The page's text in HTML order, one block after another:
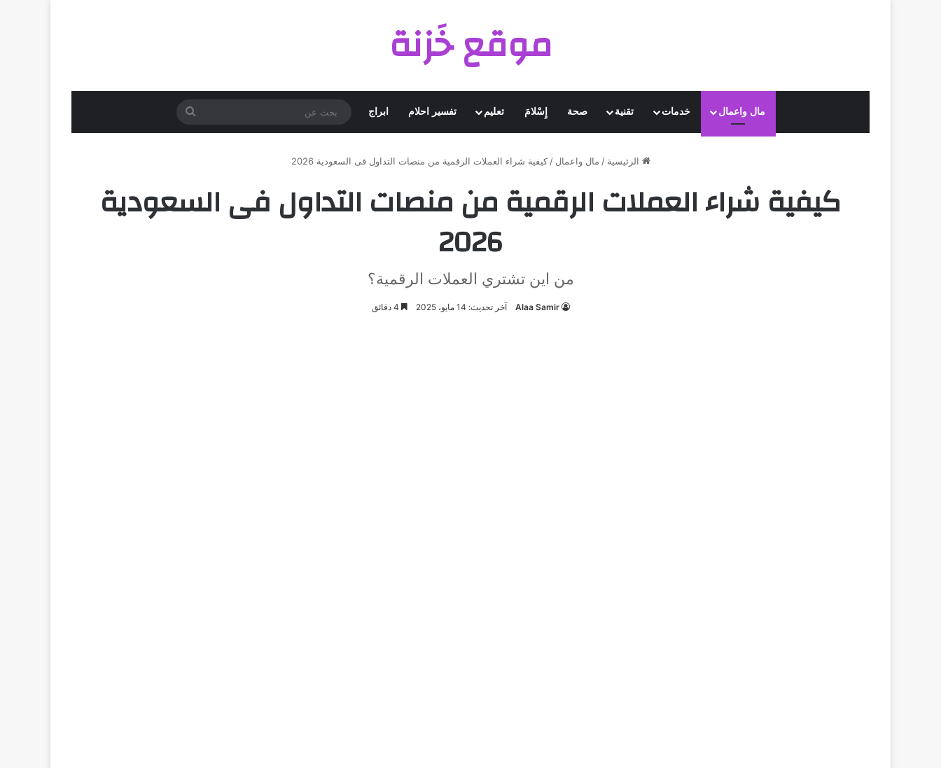
موقع خَزنة
مال واعمال خدمات تقنية صحة إِسْلامَ تعليم تفسير احلام ابراج
بحث
عن
الرئيسية / مال واعمال / كيفية شراء العملات الرقمية من منصات التداول فى السعودية 2026
كيفية شراء العملات الرقمية من منصات التداول فى السعودية
2026
من اين تشتري العملات الرقمية؟
Alaa Samir آخر تحديث: 14 مايو، 2025